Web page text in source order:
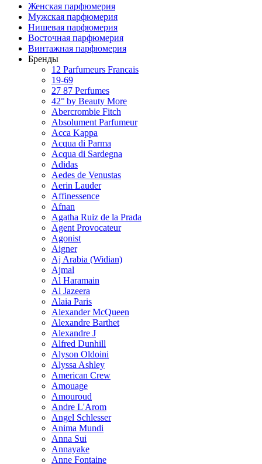
Женская парфюмерия
Мужская парфюмерия
Нишевая парфюмерия
Восточная парфюмерия
Винтажная парфюмерия
Бренды
12 Parfumeurs Francais
19-69
27 87 Perfumes
42° by Beauty More
Abercrombie Fitch
Absolument Parfumeur
Acca Kappa
Acqua di Parma
Acqua di Sardegna
Adidas
Aedes de Venustas
Aerin Lauder
Affinessence
Afnan
Agatha Ruiz de la Prada
Agent Provocateur
Agonist
Aigner
Aj Arabia (Widian)
Ajmal
Al Haramain
Al Jazeera
Alaia Paris
Alexander McQueen
Alexandre Barthet
Alexandre J
Alfred Dunhill
Alyson Oldoini
Alyssa Ashley
American Crew
Amouage
Amouroud
Andre L'Arom
Angel Schlesser
Anima Mundi
Anna Sui
Annayake
Anne Fontaine